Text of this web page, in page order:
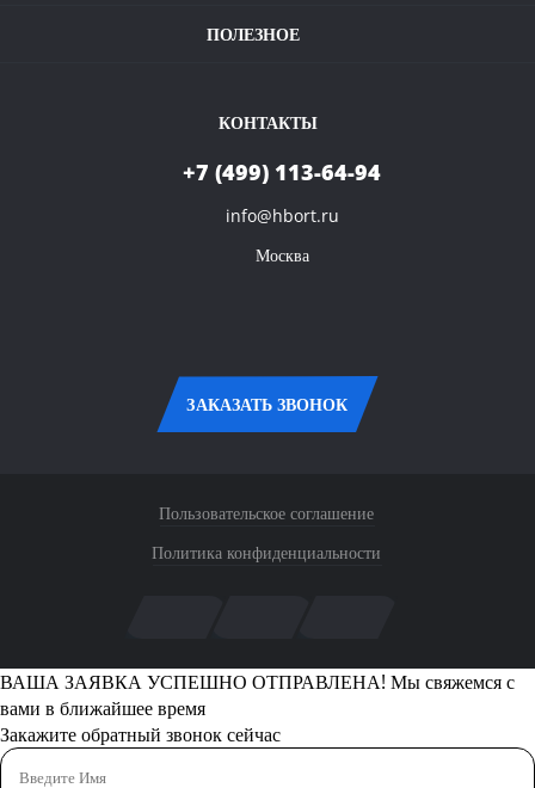
Полезное видео
ПОЛЕЗНОЕ
Условия оплаты и доставки
КОНТАКТЫ
+7 (499) 113-64-94
info@hbort.ru
Москва
ЗАКАЗАТЬ ЗВОНОК
Пользовательское соглашение
Политика конфиденциальности
ВАША ЗАЯВКА УСПЕШНО ОТПРАВЛЕНА! Мы свяжемся с
вами в ближайшее время
Закажите обратный звонок сейчас